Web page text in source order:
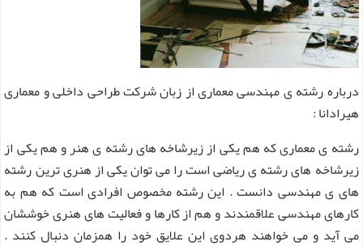
درباره رشته ی مهندسی معماری از زبان شرکت طراحی داخلی و معماری
هیرادانا :
رشته ی معماری که هم یکی از زیرشاخه های رشته ی هنر و هم یکی از
زیرشاخه های رشته ی ریاضی است را می توان یکی از هنری ترین رشته
های ی مهندسی دانست . این رشته مخصوص افرادی است که هم به
کارهای مهندسی علاقمندند و هم از کارها و فعالیت های هنری خوششان
می آید و می خواهند هردوی این علایق خود را همزمان دنبال کنند .